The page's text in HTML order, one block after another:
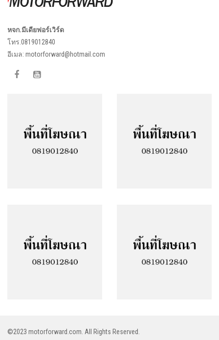
หจก.มีเดียฟอร์เวิร์ด
โทร.0819012840
อีเมล: motorforward@hotmail.com
©2023 motorforward.com. All Rights Reserved.